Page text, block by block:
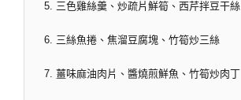
5. 三色雞絲羹、炒疏片鮮筍、西芹拌豆干絲
6. 三絲魚捲、焦溜豆腐塊、竹筍炒三絲
7. 薑味麻油肉片、醬燒煎鮮魚、竹筍炒肉丁